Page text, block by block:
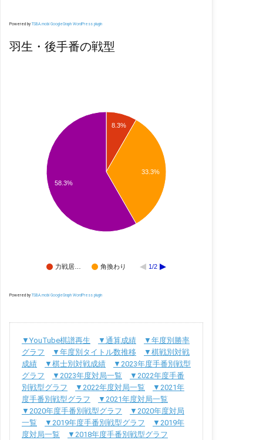
Powered byTSBA.mobi GoogleGraph WordPress plugin
羽生・後手番の戦型
力戦居… 角換わり 1/2
8.3%
33.3%
58.3%
Powered byTSBA.mobi GoogleGraph WordPress plugin
▼YouTube棋譜再生 ▼通算成績
▼年度別勝率
グラフ
▼年度別タイトル数推移
▼棋戦別対戦
成績
▼棋士別対戦成績
▼2023年度手番別戦型
グラフ
▼2023年度対局一覧
▼2022年度手番
別戦型グラフ
▼2022年度対局一覧
▼2021年
度手番別戦型グラフ
▼2021年度対局一覧
▼2020年度手番別戦型グラフ
▼2020年度対局
一覧
▼2019年度手番別戦型グラフ
▼2019年
度対局一覧
▼2018年度手番別戦型グラフ